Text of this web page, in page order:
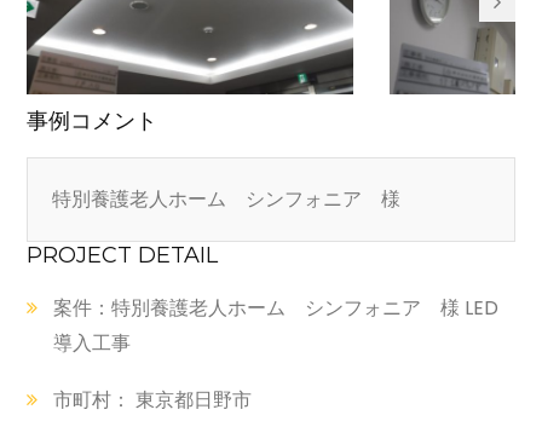
事例コメント
特別養護老人ホーム　シンフォニア　様
PROJECT DETAIL
案件：特別養護老人ホーム シンフォニア 様 LED
導入工事
市町村： 東京都日野市